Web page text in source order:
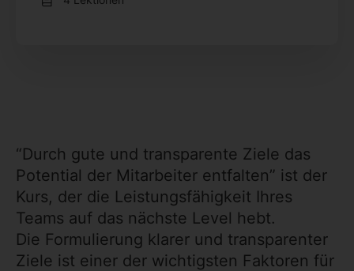
“Durch gute und transparente Ziele das
Potential der Mitarbeiter entfalten” ist der
Kurs, der die Leistungsfähigkeit Ihres
Teams auf das nächste Level hebt.
Die Formulierung klarer und transparenter
Ziele ist einer der wichtigsten Faktoren für